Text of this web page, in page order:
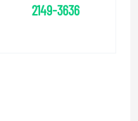
2149-3636